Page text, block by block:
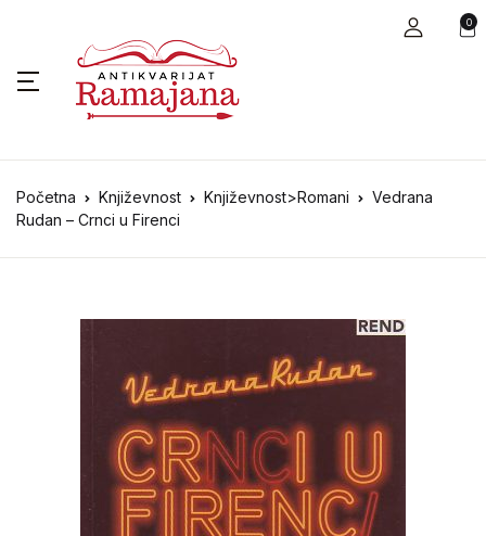
0
Početna Književnost Književnost>Romani
Vedrana
Rudan – Crnci u Firenci